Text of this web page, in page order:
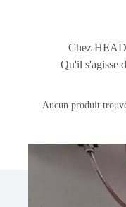
Chez HEAD
Qu'il s'agisse
Aucun produit